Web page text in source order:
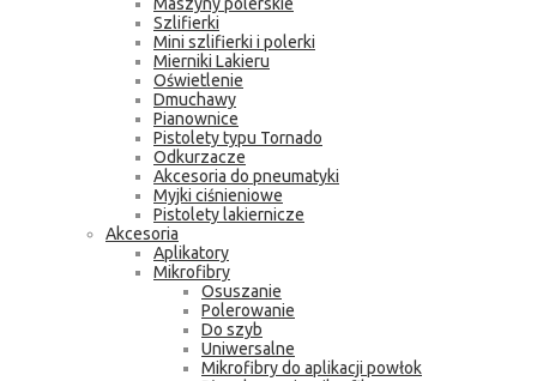
Szlifierki
Mini szlifierki i polerki
Mierniki Lakieru
Oświetlenie
Dmuchawy
Pianownice
Pistolety typu Tornado
Odkurzacze
Akcesoria do pneumatyki
Myjki ciśnieniowe
Pistolety lakiernicze
Akcesoria
Aplikatory
Mikrofibry
Osuszanie
Polerowanie
Do szyb
Uniwersalne
Mikrofibry do aplikacji powłok